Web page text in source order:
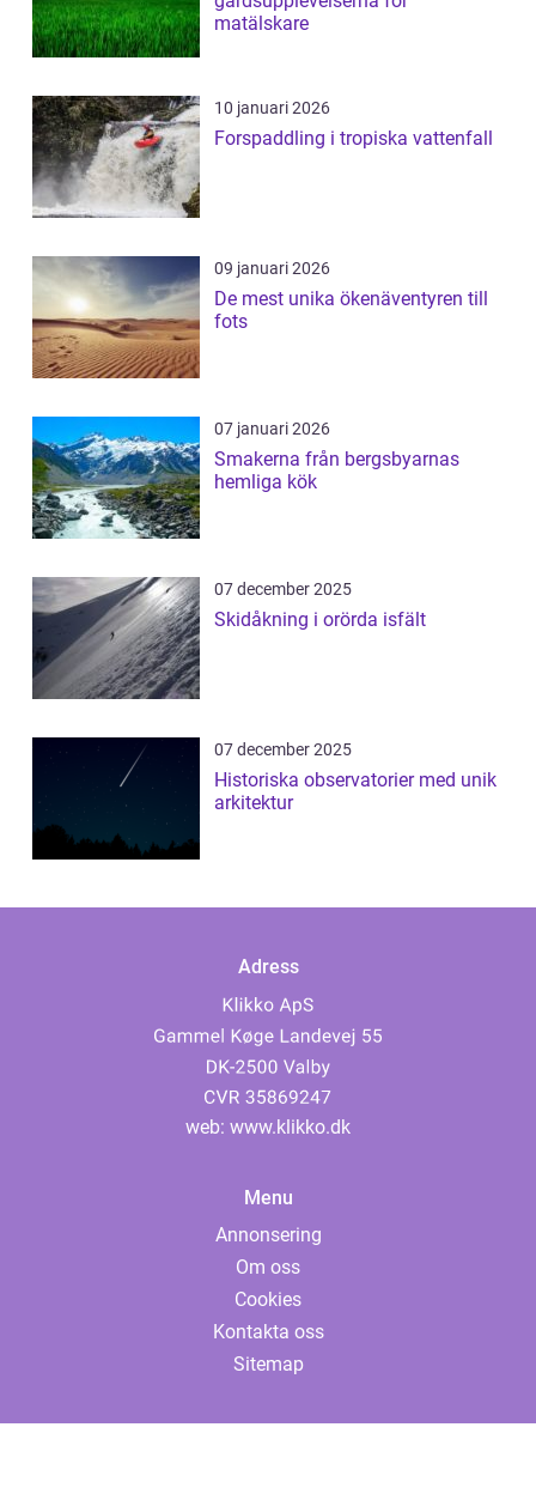
matälskare
10 januari 2026
Forspaddling i tropiska vattenfall
09 januari 2026
De mest unika ökenäventyren till
fots
07 januari 2026
Smakerna från bergsbyarnas
hemliga kök
07 december 2025
Skidåkning i orörda isfält
07 december 2025
Historiska observatorier med unik
arkitektur
Adress
web: www.klikko.dk
Menu
Annonsering
Om oss
Cookies
Kontakta oss
Sitemap